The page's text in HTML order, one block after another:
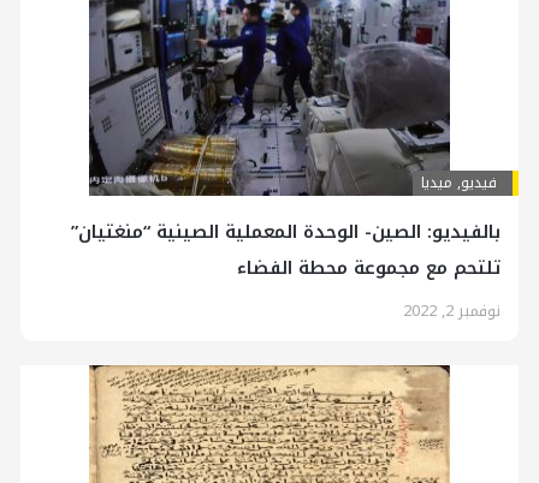
فیدیو, ميديا
بالفيديو: الصين- الوحدة المعملية الصينية “منغتيان”
تلتحم مع مجموعة محطة الفضاء
نوفمبر 2, 2022